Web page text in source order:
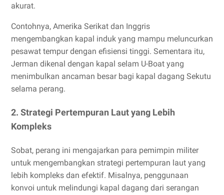
akurat.
Contohnya, Amerika Serikat dan Inggris
mengembangkan kapal induk yang mampu meluncurkan
pesawat tempur dengan efisiensi tinggi. Sementara itu,
Jerman dikenal dengan kapal selam U-Boat yang
menimbulkan ancaman besar bagi kapal dagang Sekutu
selama perang.
2. Strategi Pertempuran Laut yang Lebih
Kompleks
Sobat, perang ini mengajarkan para pemimpin militer
untuk mengembangkan strategi pertempuran laut yang
lebih kompleks dan efektif. Misalnya, penggunaan
konvoi untuk melindungi kapal dagang dari serangan